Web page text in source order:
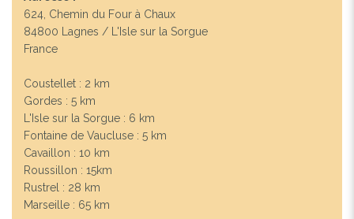
624, Chemin du Four à Chaux
84800 Lagnes / L'Isle sur la Sorgue
France
Coustellet : 2 km
Gordes : 5 km
L'Isle sur la Sorgue : 6 km
Fontaine de Vaucluse : 5 km
Cavaillon : 10 km
Roussillon : 15km
Rustrel : 28 km
Marseille : 65 km